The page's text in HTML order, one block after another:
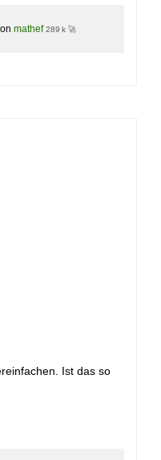
mathef 289 k 🚀
Ist das so